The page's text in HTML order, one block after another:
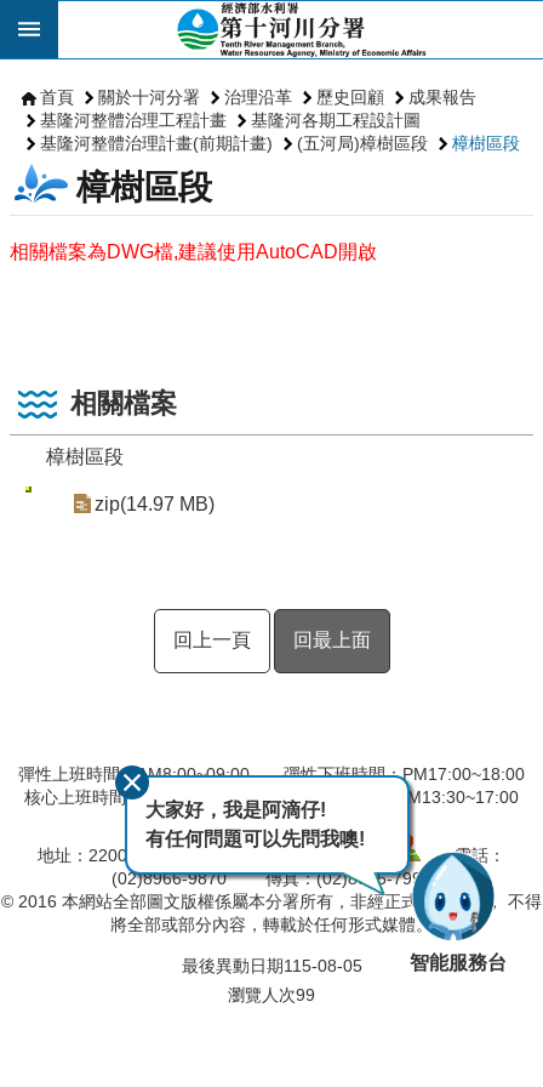
跳到主要內容區塊
首頁 關於十河分署 治理沿革 歷史回顧
成果報告
基隆河整體治理工程計畫
基隆河各期工程設計圖
基隆河整體治理計畫(前期計畫)
(五河局)樟樹區段 樟樹區段
樟樹區段
相關檔案為DWG檔,建議使用AutoCAD開啟
相關檔案
樟樹區段
zip(14.97 MB)
回上一頁 回最上面
彈性上班時間：AM8:00~09:00 彈性下班時間：PM17:00~18:00
核心上班時間：星期一 ~ 星期五 AM08:30~12:30 PM13:30~17:00
中午時間服務台不休息
地址：220057 新北市板橋區四川路2段橋頭1號
電話：
(02)8966-9870 傳真：(02)8966-7996
© 2016 本網站全部圖文版權係屬本分署所有，非經正式書面同意， 不得
將全部或部分內容，轉載於任何形式媒體。
最後異動日期115-08-05
瀏覽人次99
大家好，我是阿滴仔!
有任何問題可以先問我噢!
智能服務台